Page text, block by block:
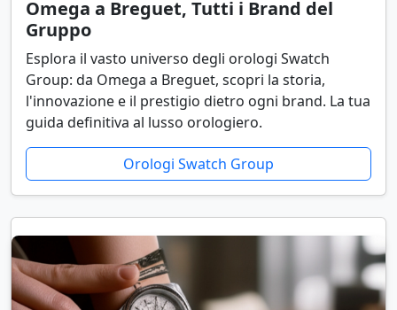
Omega a Breguet, Tutti i Brand del
Gruppo
Esplora il vasto universo degli orologi Swatch
Group: da Omega a Breguet, scopri la storia,
l'innovazione e il prestigio dietro ogni brand. La tua
guida definitiva al lusso orologiero.
Orologi Swatch Group